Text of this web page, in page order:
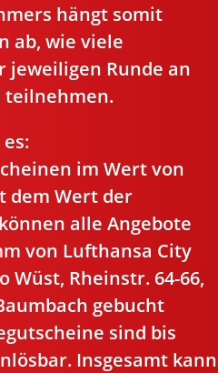
hängt somit
ab, wie viele
jeweiligen Runde an
teilnehmen.
im Wert von
dem Wert der
alle Angebote
von Lufthansa City
Wüst, Rheinstr. 64-66,
gebucht
sind bis
Insgesamt kann